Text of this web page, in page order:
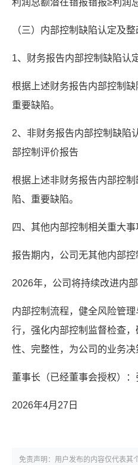
利润总额潜在错报错报≥利润
（三）内部控制缺陷认定及
1、财务报告内部控制缺陷认
根据上述财务报告内部控制
重要缺陷。
2、非财务报告内部控制缺陷
部控制评价报告
根据上述非财务报告内部控
陷、重要缺陷。
四、其他内部控制相关重大事
报告期内，公司无其他内部控
2026年，公司将持续改进内
内部控制流程，健全风险管
行，强化内部控制监督检查
性、完整性，为公司的业务
董事长（已经董事会授权）
2026年4月27日
免责声明：用户发布的内容仅代表其